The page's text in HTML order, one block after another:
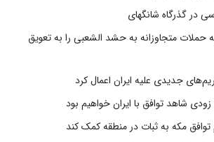
در گذرگاه شانگهای
حملات متجاوزانه به حشد الشعبی را به تعویق
جدیدی علیه ایران اعمال کرد
شاهد توافق با ایران خواهیم بود
توافق مکه به ثبات در منطقه کمک کند